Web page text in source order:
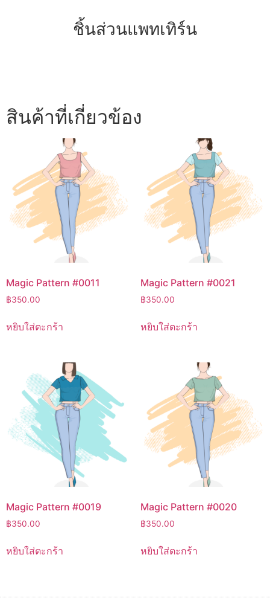
ชิ้นส่วนแพทเทิร์น
สินค้าที่เกี่ยวข้อง
Magic Pattern #0011
฿350.00
หยิบใส่ตะกร้า
Magic Pattern #0021
฿350.00
หยิบใส่ตะกร้า
Magic Pattern #0019
฿350.00
หยิบใส่ตะกร้า
Magic Pattern #0020
฿350.00
หยิบใส่ตะกร้า